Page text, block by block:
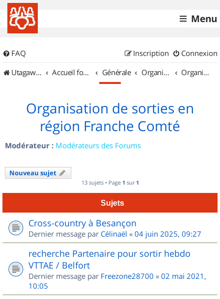
Menu
FAQ Connexion
Inscription
UtagawaVTT (Randos VTT et VTTAE avec traces GPS)
Accueil forum Générale Organisation de sorties & Recherche de partenaires Organisation de sorties en région Franche Comté
Organisation de sorties en
région Franche Comté
Modérateur : Modérateurs des Forums
Nouveau sujet
13 sujets • Page 1 sur 1
Sujets
Cross-country à Besançon
Dernier message par Célinaël « 04 juin 2025, 09:27
recherche Partenaire pour sortir hebdo
VTTAE / Belfort
Dernier message par Freezone28700 « 02 mai 2021,
10:05